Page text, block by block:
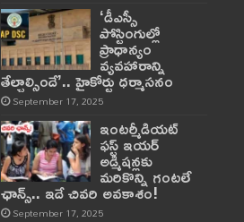
‘డీఎస్సీ
పోస్టింగుల్లో
ప్రాధాన్యం
వ్యవహారాన్ని
తేల్చాల్సిందే’.. హైకోర్టు ధర్మాసనం
September 17, 2025
ఇంటర్మీడియట్
ఫస్ట్‌ ఇయర్‌
అడ్మిషన్లకు
మరికొన్ని గంటలే
ఛాన్స్‌.. ఇదే చివరి అవకాశం!
September 17, 2025